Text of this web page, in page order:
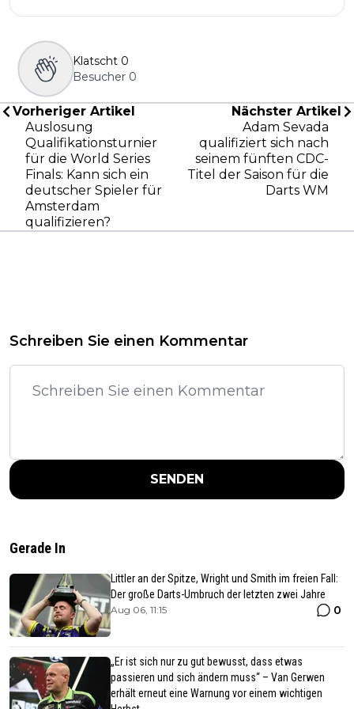
Klatscht 0
Besucher 0
Vorheriger Artikel
Auslosung
Qualifikationsturnier
für die World Series
Finals: Kann sich ein
deutscher Spieler für
Amsterdam
qualifizieren?
Nächster Artikel
Adam Sevada
qualifiziert sich nach
seinem fünften CDC-
Titel der Saison für die
Darts WM
Schreiben Sie einen Kommentar
SENDEN
Gerade In
Littler an der Spitze, Wright und Smith im freien Fall:
Der große Darts-Umbruch der letzten zwei Jahre
Aug 06, 11:15 0
„Er ist sich nur zu gut bewusst, dass etwas
passieren und sich ändern muss“ – Van Gerwen
erhält erneut eine Warnung vor einem wichtigen